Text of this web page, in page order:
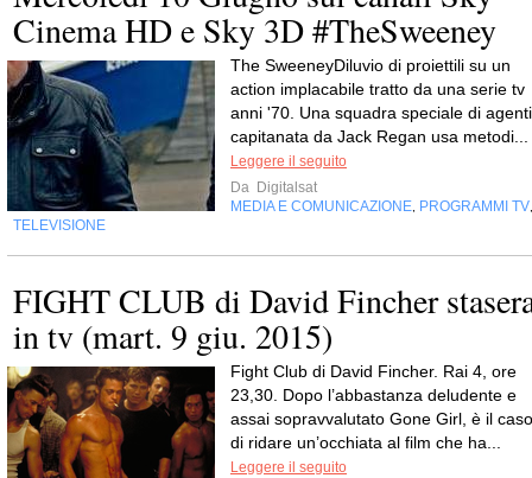
Cinema HD e Sky 3D #TheSweeney
The SweeneyDiluvio di proiettili su un
action implacabile tratto da una serie tv
anni '70. Una squadra speciale di agenti
capitanata da Jack Regan usa metodi...
Leggere il seguito
Da Digitalsat
MEDIA E COMUNICAZIONE, PROGRAMMI TV,
TELEVISIONE
FIGHT CLUB di David Fincher
in tv (mart. 9 giu. 2015)
Fight Club di David Fincher. Rai 4, ore
23,30. Dopo l’abbastanza deludente e
assai sopravvalutato Gone Girl, è il caso
di ridare un’occhiata al film che ha...
Leggere il seguito